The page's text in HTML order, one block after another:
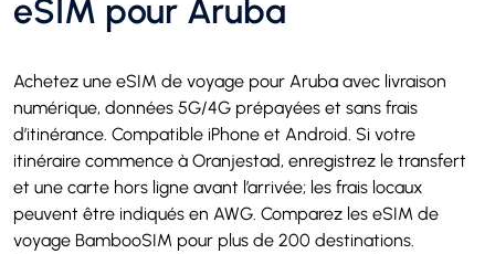
eSIM pour Aruba
Achetez une eSIM de voyage pour Aruba avec livraison
numérique, données 5G/4G prépayées et sans frais
d’itinérance. Compatible iPhone et Android. Si votre
itinéraire commence à Oranjestad, enregistrez le transfert
et une carte hors ligne avant l’arrivée; les frais locaux
peuvent être indiqués en AWG. Comparez les eSIM de
voyage BambooSIM pour plus de 200 destinations.